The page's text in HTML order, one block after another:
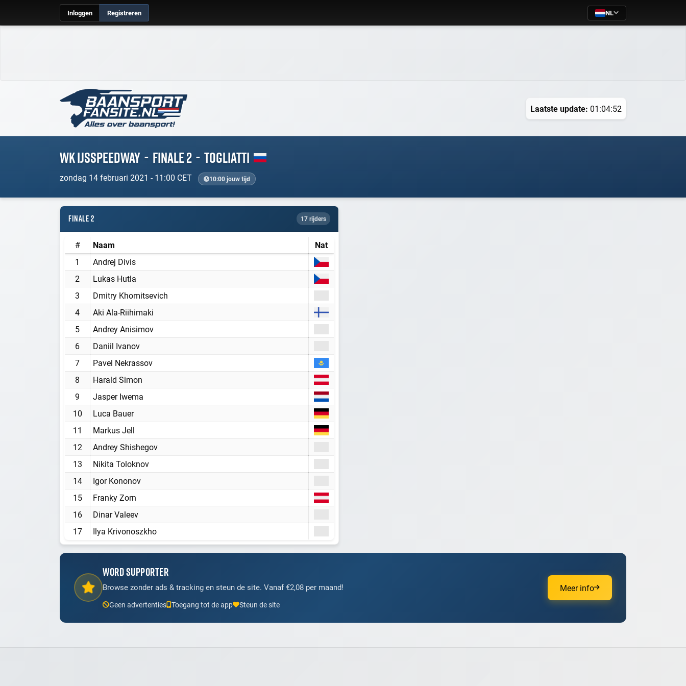
Inloggen Registreren NL
Laatste update: 01:04:52
WK IJsspeedway - Finale 2 - Togliatti
zondag 14 februari 2021 - 11:00 CET 10:00 jouw tijd
FINALE 2 17 rijders
# Naam
Nat
1
Andrej Divis
2
Lukas Hutla
3
Dmitry Khomitsevich
4
Aki Ala-Riihimaki
5
Andrey Anisimov
6
Daniil Ivanov
7
Pavel Nekrassov
8
Harald Simon
9
Jasper Iwema
10
Luca Bauer
11
Markus Jell
12
Andrey Shishegov
13
Nikita Toloknov
14
Igor Kononov
15
Franky Zorn
16
Dinar Valeev
17
Ilya Krivonoszkho
WORD SUPPORTER
Browse zonder ads & tracking en steun de site. Vanaf €2,08 per maand!
Geen advertenties Toegang tot de app Steun de site
Meer info
WORD LID VAN BAANSPORTFANSITE!
Blijf op de hoogte van alle baansport evenementen
Steun de site
Misschien later
Heb je al een account? Inloggen